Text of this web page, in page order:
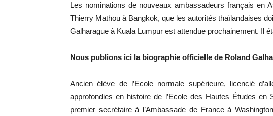
Les nominations de nouveaux ambassadeurs français en
Thierry Mathou à Bangkok, que les autorités thaïlandaises
Galharague à Kuala Lumpur est attendue prochainement. Il
Nous publions ici la biographie officielle de Roland
Ancien élève de l’Ecole normale supérieure, licencié
approfondies en histoire de l’Ecole des Hautes Études
premier secrétaire à l’Ambassade de France à